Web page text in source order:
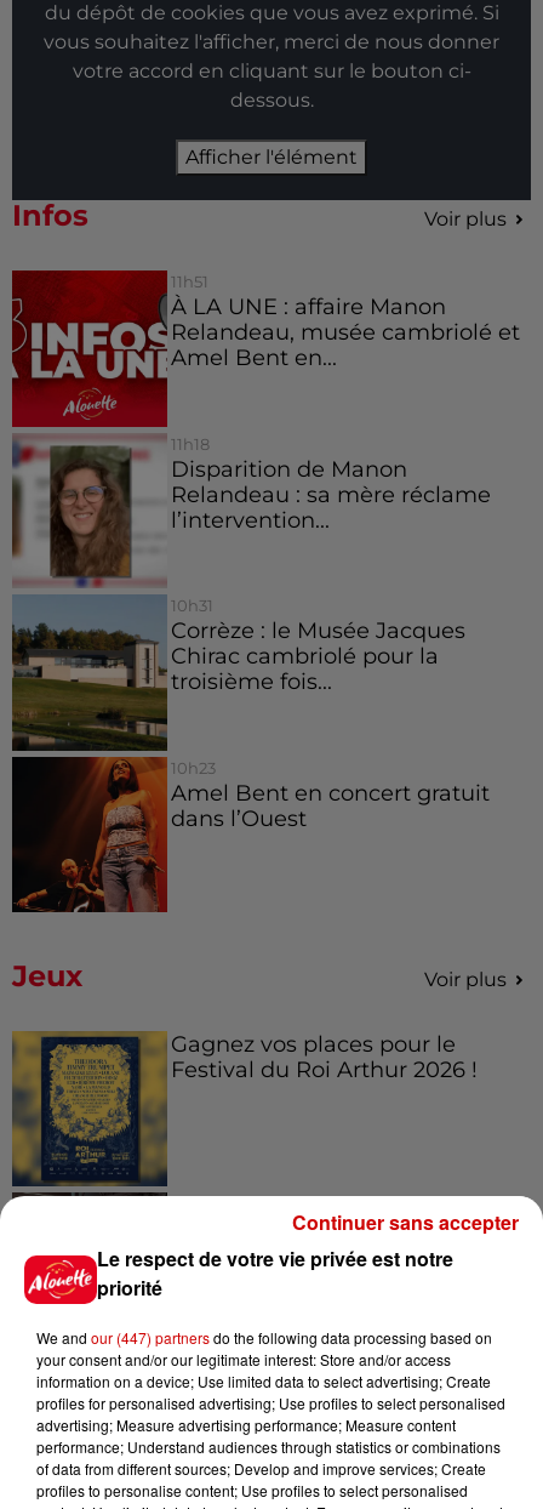
du dépôt de cookies que vous avez exprimé. Si
vous souhaitez l'afficher, merci de nous donner
votre accord en cliquant sur le bouton ci-
dessous.
Afficher l'élément
Infos Voir plus
11h51
À LA UNE : affaire Manon
Relandeau, musée cambriolé et
Amel Bent en...
11h18
Disparition de Manon
Relandeau : sa mère réclame
l’intervention...
10h31
Corrèze : le Musée Jacques
Chirac cambriolé pour la
troisième fois...
10h23
Amel Bent en concert gratuit
dans l’Ouest
Jeux Voir plus
Gagnez vos places pour le
Festival du Roi Arthur 2026 !
Musée du Sport Automobile au
Mans !
Alouette vous invite à
Futuroscope Xperiences !
Le respect de votre vie privée est notre
priorité
We and our (447) partnersdo the following data processing based on
your consent and/or our legitimate interest: Store and/or access
information on a device; Use limited data to select advertising; Create
profiles for personalised advertising; Use profiles to select personalised
advertising; Measure advertising performance; Measure content
performance; Understand audiences through statistics or combinations
of data from different sources; Develop and improve services; Create
profiles to personalise content; Use profiles to select personalised
Continuer sans accepter